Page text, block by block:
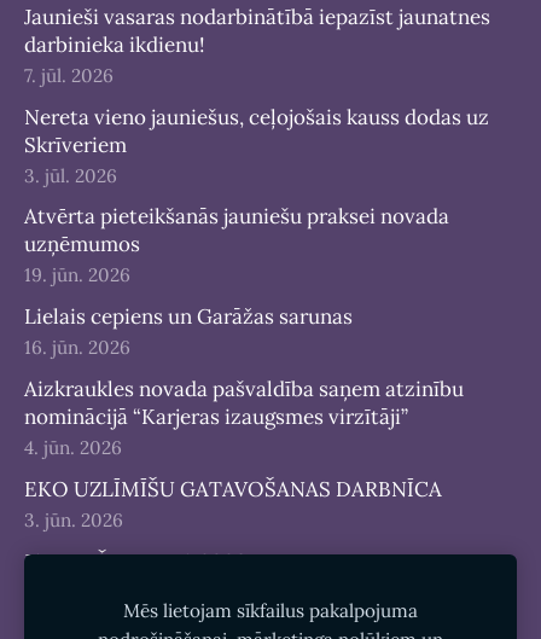
Jaunieši vasaras nodarbinātībā iepazīst jaunatnes
darbinieka ikdienu!
7. jūl. 2026
Nereta vieno jauniešus, ceļojošais kauss dodas uz
Skrīveriem
3. jūl. 2026
Atvērta pieteikšanās jauniešu praksei novada
uzņēmumos
19. jūn. 2026
Lielais cepiens un Garāžas sarunas
16. jūn. 2026
Aizkraukles novada pašvaldība saņem atzinību
nominācijā “Karjeras izaugsmes virzītāji”
4. jūn. 2026
EKO UZLĪMĪŠU GATAVOŠANAS DARBNĪCA
3. jūn. 2026
JAUNIEŠU DIENA 2026
Mēs lietojam sīkfailus pakalpojuma